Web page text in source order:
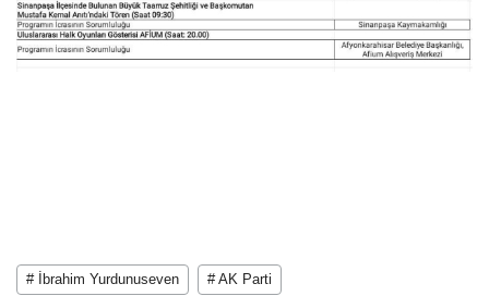
# İbrahim Yurdunuseven # AK Parti